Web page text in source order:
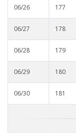
06/26 177
06/27 178
06/28 179
06/29 180
06/30 181